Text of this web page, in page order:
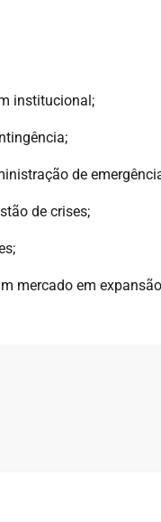
institucional;
de
de crises;
mercado em